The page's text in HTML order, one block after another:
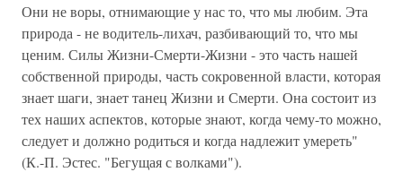
Они не воры, отнимающие у нас то, что мы любим. Эта
природа - не водитель-лихач, разбивающий то, что мы
ценим. Силы Жизни-Смерти-Жизни - это часть нашей
собственной природы, часть сокровенной власти, которая
знает шаги, знает танец Жизни и Смерти. Она состоит из
тех наших аспектов, которые знают, когда чему-то можно,
следует и должно родиться и когда надлежит умереть"
(К.-П. Эстес. "Бегущая с волками").